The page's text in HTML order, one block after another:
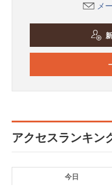
メ
アクセスランキン
今日